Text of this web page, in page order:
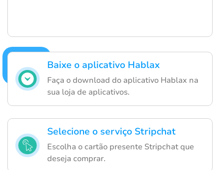
Baixe o aplicativo Hablax
Faça o download do aplicativo Hablax na
sua loja de aplicativos.
Selecione o serviço Stripchat
Escolha o cartão presente Stripchat que
deseja comprar.